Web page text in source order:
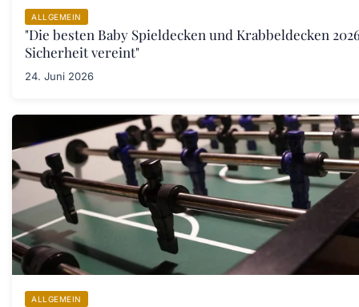
ALLGEMEIN
"Die besten Baby Spieldecken und Krabbeldecken
Sicherheit vereint"
24. Juni 2026
ALLGEMEIN